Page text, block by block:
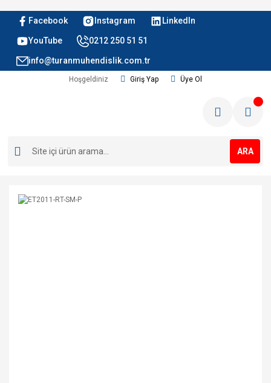
Facebook Instagram LinkedIn
YouTube 0212 250 51 51
info@turanmuhendislik.com.tr
Hoşgeldiniz Giriş Yap Üye Ol
ARA